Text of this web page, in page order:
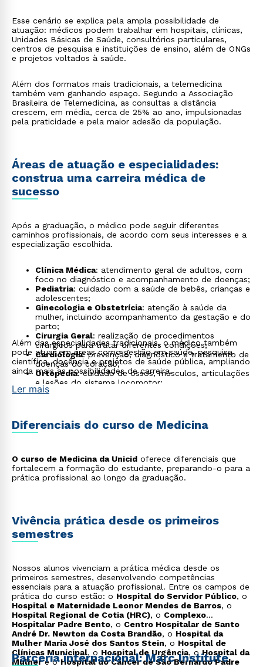
Esse cenário se explica pela ampla possibilidade de
atuação: médicos podem trabalhar em hospitais, clínicas,
Unidades Básicas de Saúde, consultórios particulares,
centros de pesquisa e instituições de ensino, além de ONGs
e projetos voltados à saúde.
Além dos formatos mais tradicionais, a telemedicina
também vem ganhando espaço. Segundo a Associação
Brasileira de Telemedicina, as consultas a distância
crescem, em média, cerca de 25% ao ano, impulsionadas
pela praticidade e pela maior adesão da população.
Áreas de atuação e especialidades:
construa uma carreira médica de
sucesso
Após a graduação, o médico pode seguir diferentes
caminhos profissionais, de acordo com seus interesses e a
especialização escolhida.
Clínica Médica: atendimento geral de adultos, com
foco no diagnóstico e acompanhamento de doenças;
Pediatria: cuidado com a saúde de bebês, crianças e
adolescentes;
Ginecologia e Obstetrícia: atenção à saúde da
mulher, incluindo acompanhamento da gestação e do
parto;
Cirurgia Geral: realização de procedimentos
cirúrgicos para tratar diferentes condições;
Cardiologia: prevenção, diagnóstico e tratamento de
doenças do coração;
Ortopedia: cuidado de ossos, músculos, articulações
e lesões do sistema locomotor;
Psiquiatria
suporte ao paciente durante procedimentos
cirúrgicos.
Além das especialidades tradicionais, o médico também
pode atuar em áreas como gestão em saúde, pesquisa
científica, docência e projetos de saúde pública, ampliando
ainda mais as possibilidades de carreira.
Ler mais
Diferenciais do curso de Medicina
O curso de Medicina da Unicid oferece diferenciais que
fortalecem a formação do estudante, preparando-o para a
prática profissional ao longo da graduação.
Vivência prática desde os primeiros
semestres
Nossos alunos vivenciam a prática médica desde os
primeiros semestres, desenvolvendo competências
essenciais para a atuação profissional. Entre os campos de
prática do curso estão: o Hospital do Servidor Público, o
Hospital e Maternidade Leonor Mendes de Barros, o
Hospital Regional de Cotia (HRC), o Complexo
Hospitalar Padre Bento, o Centro Hospitalar de Santo
André Dr. Newton da Costa Brandão, o Hospital da
Mulher Maria José dos Santos Stein, o Hospital de
Clínicas Municipal, o Hospital de Urgência, oHospital da
Mulhere oHospital do Câncer de São Bernardo Padre
Parceria internacional: Marc Institute